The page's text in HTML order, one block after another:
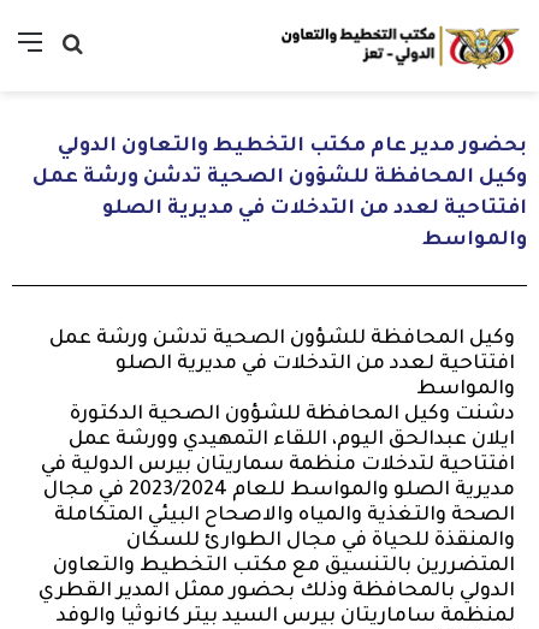
بحضور مدير عام مكتب التخطيط والتعاون الدولي
وكيل المحافظة للشؤون الصحية تدشن ورشة عمل
افتتاحية لعدد من التدخلات في مديرية الصلو
والمواسط
وكيل المحافظة للشؤون الصحية تدشن ورشة عمل
افتتاحية لعدد من التدخلات في مديرية الصلو
والمواسط
دشنت وكيل المحافظة للشؤون الصحية الدكتورة
ايلان عبدالحق اليوم، اللقاء التمهيدي وورشة عمل
افتتاحية لتدخلات منظمة سماريتان بيرس الدولية في
مديرية الصلو والمواسط للعام 2023/2024 في مجال
الصحة والتغذية والمياه والاصحاح البيئي المتكاملة
والمنقذة للحياة في مجال الطوارئ للسكان
المتضررين بالتنسيق مع مكتب التخطيط والتعاون
الدولي بالمحافظة وذلك بحضور ممثل المدير القطري
لمنظمة ساماريتان بيرس السيد بيتر كانوثيا والوفد